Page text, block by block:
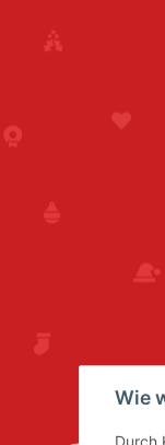
Wie
Durch